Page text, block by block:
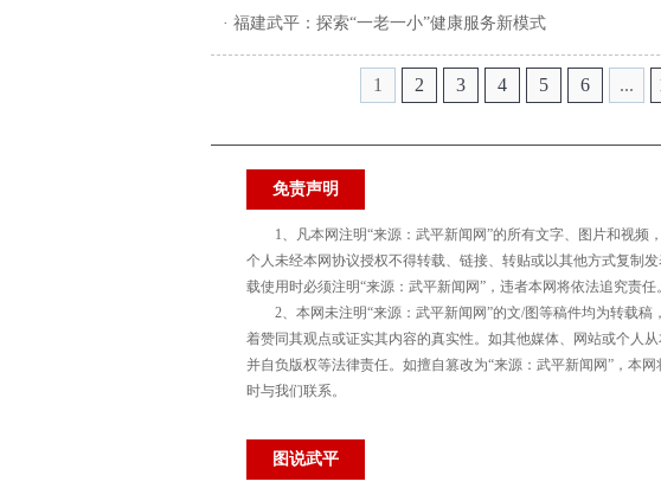
· 福建武平：探索“一老一小”健康服务新模式
1 2 3 4 5 6 ...
免责声明
1、凡本网注明“来源：武平新闻网”的所有文字、图片和视
个人未经本网协议授权不得转载、链接、转贴或以其他方式复制
载使用时必须注明“来源：武平新闻网”，违者本网将依法追究责任。
2、本网未注明“来源：武平新闻网”的文/图等稿件均为转载
着赞同其观点或证实其内容的真实性。如其他媒体、网站或个人
并自负版权等法律责任。如擅自篡改为“来源：武平新闻网”，本
时与我们联系。
图说武平